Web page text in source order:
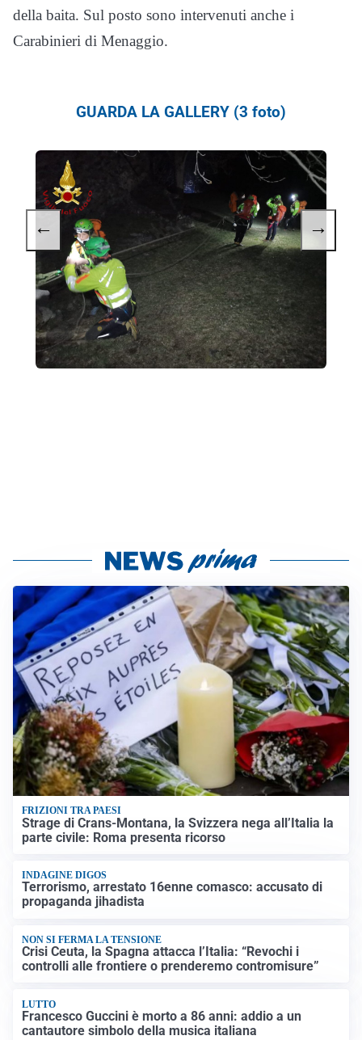
della baita. Sul posto sono intervenuti anche i
Carabinieri di Menaggio.
GUARDA LA GALLERY (3 foto)
← →
FRIZIONI TRA PAESI
Strage di Crans-Montana, la Svizzera nega all’Italia la
parte civile: Roma presenta ricorso
INDAGINE DIGOS
Terrorismo, arrestato 16enne comasco: accusato di
propaganda jihadista
NON SI FERMA LA TENSIONE
Crisi Ceuta, la Spagna attacca l’Italia: “Revochi i
controlli alle frontiere o prenderemo contromisure”
LUTTO
Francesco Guccini è morto a 86 anni: addio a un
cantautore simbolo della musica italiana